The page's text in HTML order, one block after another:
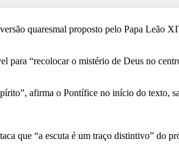
quaresmal proposto pelo Papa Leão
para “recolocar o mistério de Deus no
afirma o Pontífice no início do texto,
que “a escuta é um traço distintivo” do